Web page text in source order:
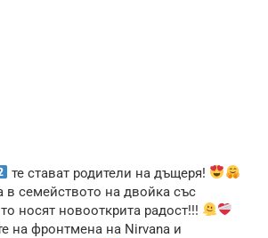
те стават родители на дъщеря!
семейството на двойка със
носят новооткрита радост!!!
на фронтмена на Nirvana и